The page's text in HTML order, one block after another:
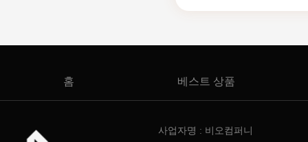
홈 베스트 상품
사업자명 : 비오컴퍼니